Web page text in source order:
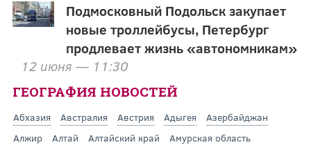
Подмосковный Подольск закупает
новые троллейбусы, Петербург
продлевает жизнь «автономникам»
12 июня — 11:30
ГЕОГРАФИЯ НОВОСТЕЙ
Абхазия Австралия Австрия Адыгея
Азербайджан
Алжир
Алтай Алтайский край
Амурская область